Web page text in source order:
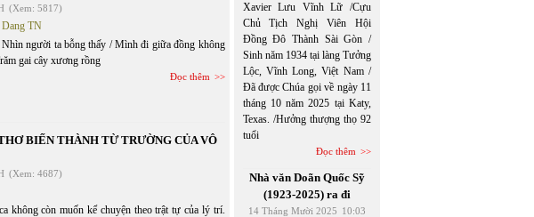
(Xem: 5817)
Dang TN
người ta bỗng thấy / Mình đi giữa đồng không
gai cây xương rồng
Đọc thêm
BIẾN THÀNH TỪ TRƯỜNG CỦA VÔ
(Xem: 4687)
không còn muốn kể chuyện theo trật tự của lý trí.
Xavier Lưu Vĩnh Lữ /Cựu
Chủ Tịch Nghị Viên Hội
Đồng Đô Thành Sài Gòn /
Sinh năm 1934 tại làng Tưởng
Lộc, Vĩnh Long, Việt Nam /
Đã được Chúa gọi về ngày 11
tháng 10 năm 2025 tại Katy,
Texas. /Hưởng thượng thọ 92
tuổi
Đọc thêm
Nhà văn Doãn Quốc Sỹ
(1923-2025) ra đi
14 Tháng Mười 2025 10:03